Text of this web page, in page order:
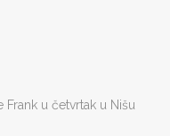
u četvrtak u Nišu